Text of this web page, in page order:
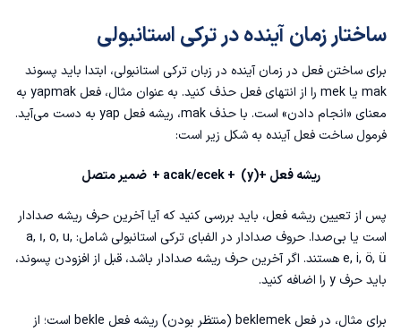
2. استفاده از زمان حال استمراری (yor) برای آینده قطعی
3. زمان آینده نزدیک (üzere) برای رویدادهای فوری
4. درک تفاوت میان آینده قطعی و آینده غیرقطعی
6. تمرین با جملات مختلف
جمع‌بندی
تمرینات زمان آینده در زبان ترکی استانبولی
ساختار زمان آینده در ترکی استانبولی
برای ساختن فعل در زمان آینده در زبان ترکی استانبولی، ابتدا باید پسوند
mak یا mek را از انتهای فعل حذف کنید. به عنوان مثال، فعل yapmak به
معنای «انجام دادن» است. با حذف mak، ریشه‌ فعل yap به دست می‌آید.
فرمول ساخت فعل آینده به شکل زیر است:
ریشه فعل +(y) + acak/ecek + ضمیر متصل
پس از تعیین ریشه‌ فعل، باید بررسی کنید که آیا آخرین حرف ریشه صدادار
است یا بی‌صدا. حروف صدادار در الفبای ترکی استانبولی
شامل: a, ı, o, u,
e, i, ö, ü هستند. اگر آخرین حرف ریشه صدادار باشد، قبل از افزودن پسوند،
باید حرف y را اضافه کنید.
برای مثال، در فعل beklemek (منتظر بودن) ریشه‌ فعل bekle است؛ از